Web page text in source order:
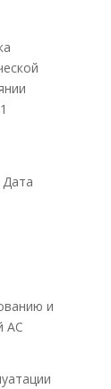
и
АС